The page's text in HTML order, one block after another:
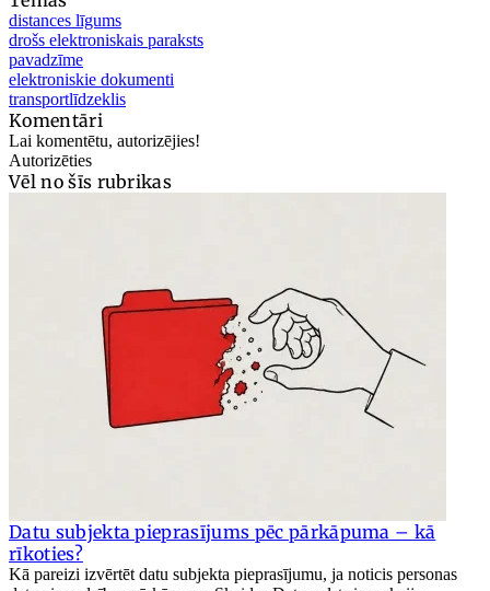
distances līgums
drošs elektroniskais paraksts
pavadzīme
elektroniskie dokumenti
transportlīdzeklis
Komentāri
Lai komentētu, autorizējies!
Autorizēties
Vēl no šīs rubrikas
Datu subjekta pieprasījums pēc pārkāpuma – kā
rīkoties?
Kā pareizi izvērtēt datu subjekta pieprasījumu, ja noticis personas